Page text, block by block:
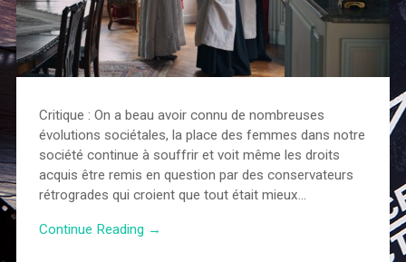
Critique : On a beau avoir connu de nombreuses
évolutions sociétales, la place des femmes dans notre
société continue à souffrir et voit même les droits
acquis être remis en question par des conservateurs
rétrogrades qui croient que tout était mieux…
Continue Reading →